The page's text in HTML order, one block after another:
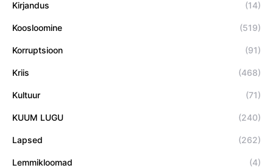
Kirjandus (14)
Koosloomine (519)
Korruptsioon (91)
Kriis (468)
Kultuur (71)
KUUM LUGU (240)
Lapsed (262)
Lemmikloomad (4)